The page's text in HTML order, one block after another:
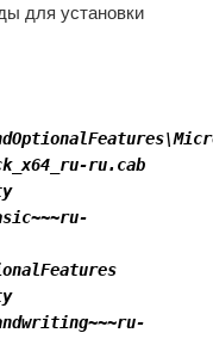
для установки
ru.cab